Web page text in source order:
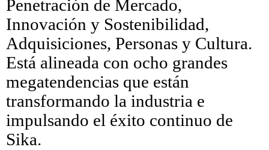
Penetración de Mercado,
Innovación y Sostenibilidad,
Adquisiciones, Personas y Cultura.
Está alineada con ocho grandes
megatendencias que están
transformando la industria e
impulsando el éxito continuo de
Sika.